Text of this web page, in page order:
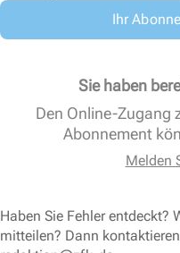
Ihr
Sie haben
Den Online-Zugang
Abonnement
Melden
Haben Sie Fehler entdeckt?
mitteilen? Dann